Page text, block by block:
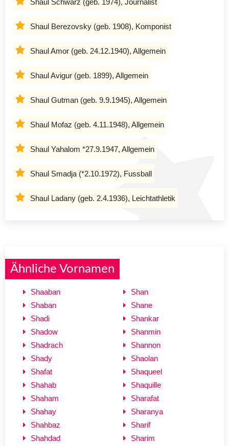
Shaul Schwarz (geb. 1974), Journalist
Shaul Berezovsky (geb. 1908), Komponist
Shaul Amor (geb. 24.12.1940), Allgemein
Shaul Avigur (geb. 1899), Allgemein
Shaul Gutman (geb. 9.9.1945), Allgemein
Shaul Mofaz (geb. 4.11.1948), Allgemein
Shaul Yahalom *27.9.1947, Allgemein
Shaul Smadja (*2.10.1972), Fussball
Shaul Ladany (geb. 2.4.1936), Leichtathletik
Ähnliche Vornamen
Shaaban
Shaban
Shadi
Shadow
Shadrach
Shady
Shafat
Shahab
Shaham
Shahay
Shahbaz
Shahdad
Shan
Shane
Shankar
Shanmin
Shannon
Shaolan
Shaqueel
Shaquille
Sharafat
Sharanya
Sharif
Sharim